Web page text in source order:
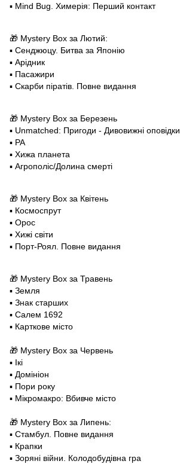
▪️ Mind Bug. Химерія: Перший контакт
🎁 Mystery Box за Лютий:
▪️ Сенджюцу. Битва за Японію
▪️ Арідник
▪️ Пасажири
▪️ Скарби піратів. Повне видання
🎁 Mystery Box за Березень
▪️ Unmatched: Пригоди - Дивовижні оповідки
▪️ РА
▪️ Хижа планета
▪️ Агрополіс/Долина смерті
🎁 Mystery Box за Квітень
▪️ Космоспрут
▪️ Орос
▪️ Хижі світи
▪️ Порт-Роял. Повне видання
🎁 Mystery Box за Травень
▪️ Земля
▪️ Знак старших
▪️ Салем 1692
▪️ Карткове місто
🎁 Mystery Box за Червень
▪️ Ікі
▪️ Домініон
▪️ Пори року
▪️ Мікромакро: Вбивче місто
🎁 Mystery Box за Липень:
▪️ Стамбул. Повне видання
▪️ Крапки
▪️ Зоряні війни. Колодобудівна гра